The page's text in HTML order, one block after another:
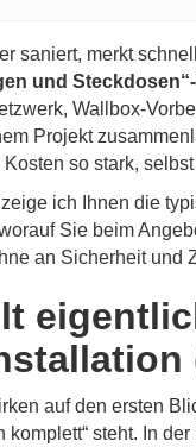
saniert, merkt
und
Wallbox-
Projekt
so stark,
ich Ihnen die
Sie beim
an Sicherheit und
auf den ersten
komplett“ steht. In